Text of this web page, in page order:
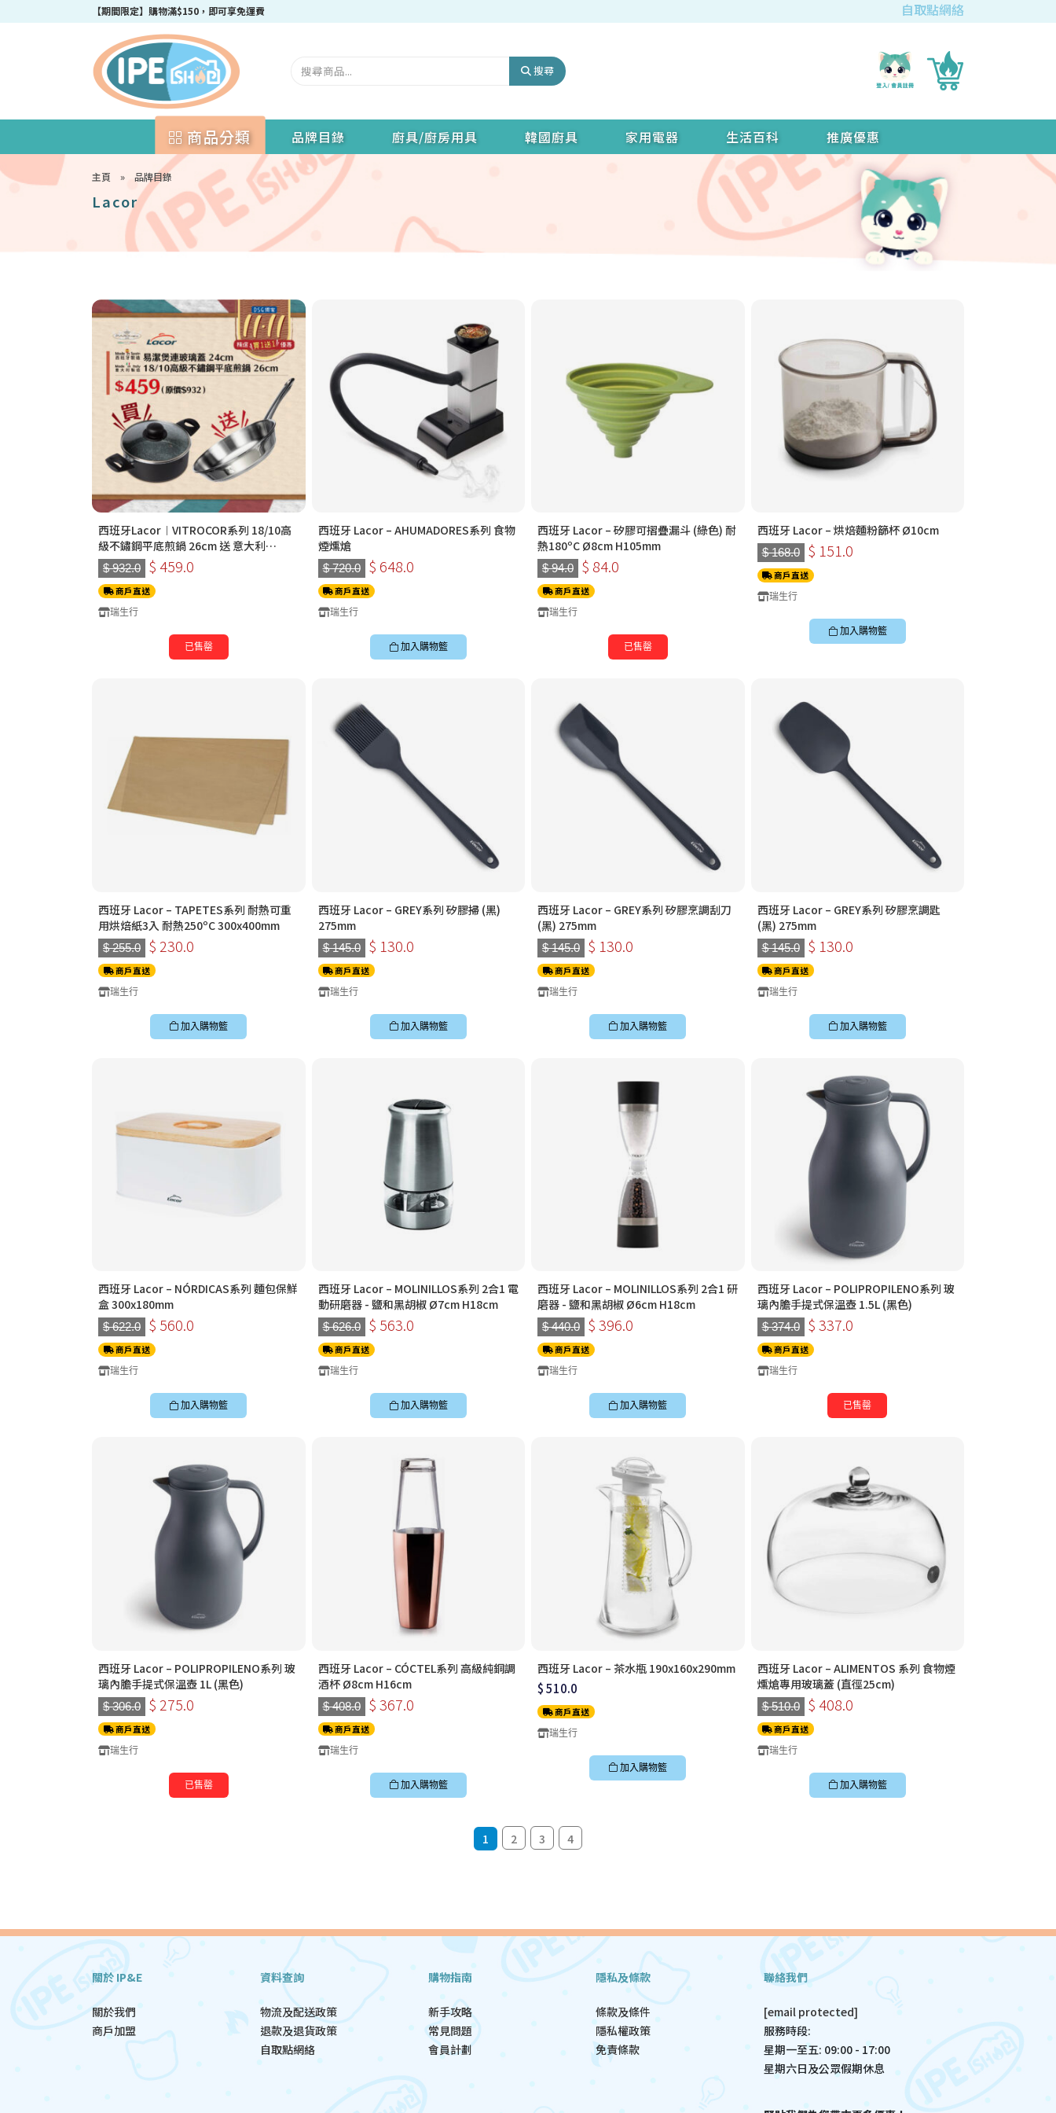
【期間限定】購物滿$150，即可享免運費
成為IPEshop會員，新會員即可獲得迎新$50購物優惠碼！ 自取點網絡
搜尋
商品分類 品牌目錄 廚具/廚房用具 韓國廚具 家用電器 生活百科 推廣優惠
主頁 » 品牌目錄
Lacor
西班牙Lacor︱VITROCOR系列 18/10高
級不鏽鋼平底煎鍋 26cm 送 意大利
PiardiHome | 雙握耳 七層複合鋼鋁易潔
煲連玻璃蓋 24cm
$ 932.0 $ 459.0
商戶直送
瑞生行
已售罄
西班牙 Lacor – AHUMADORES系列 食物
煙燻熗
$ 720.0 $ 648.0
商戶直送
瑞生行
加入購物籃
西班牙 Lacor – 矽膠可摺疊漏斗 (綠色) 耐
熱180ºC Ø8cm H105mm
$ 94.0 $ 84.0
商戶直送
瑞生行
已售罄
西班牙 Lacor – 烘焙麵粉篩杯 Ø10cm
$ 168.0 $ 151.0
商戶直送
瑞生行
加入購物籃
西班牙 Lacor – TAPETES系列 耐熱可重
用烘焙紙3入 耐熱250ºC 300x400mm
$ 255.0 $ 230.0
商戶直送
瑞生行
加入購物籃
西班牙 Lacor – GREY系列 矽膠掃 (黑)
275mm
$ 145.0 $ 130.0
商戶直送
瑞生行
加入購物籃
西班牙 Lacor – GREY系列 矽膠烹調刮刀
(黑) 275mm
$ 145.0 $ 130.0
商戶直送
瑞生行
加入購物籃
西班牙 Lacor – GREY系列 矽膠烹調匙
(黑) 275mm
$ 145.0 $ 130.0
商戶直送
瑞生行
加入購物籃
西班牙 Lacor – NÓRDICAS系列 麵包保鮮
盒 300x180mm
$ 622.0 $ 560.0
商戶直送
瑞生行
加入購物籃
西班牙 Lacor – MOLINILLOS系列 2合1 電
動研磨器 - 鹽和黑胡椒 Ø7cm H18cm
$ 626.0 $ 563.0
商戶直送
瑞生行
加入購物籃
西班牙 Lacor – MOLINILLOS系列 2合1 研
磨器 - 鹽和黑胡椒 Ø6cm H18cm
$ 440.0 $ 396.0
商戶直送
瑞生行
加入購物籃
西班牙 Lacor – POLIPROPILENO系列 玻
璃內膽手提式保溫壺 1.5L (黑色)
$ 374.0 $ 337.0
商戶直送
瑞生行
已售罄
西班牙 Lacor – POLIPROPILENO系列 玻
璃內膽手提式保溫壺 1L (黑色)
$ 306.0 $ 275.0
商戶直送
瑞生行
已售罄
西班牙 Lacor – CÓCTEL系列 高級純銅調
酒杯 Ø8cm H16cm
$ 408.0 $ 367.0
商戶直送
瑞生行
加入購物籃
西班牙 Lacor – 茶水瓶 190x160x290mm
$ 510.0
商戶直送
瑞生行
加入購物籃
西班牙 Lacor – ALIMENTOS 系列 食物煙
燻熗專用玻璃蓋 (直徑25cm)
$ 510.0 $ 408.0
商戶直送
瑞生行
加入購物籃
1 2 3 4
關於 IP&E
關於我們
商戶加盟
資料查詢
物流及配送政策
退款及退貨政策
自取點網絡
購物指南
新手攻略
常見問題
會員計劃
隱私及條款
條款及條件
隱私權政策
免責條款
聯絡我們
[email protected]
服務時段:
星期一至五: 09:00 - 17:00
星期六日及公眾假期休息